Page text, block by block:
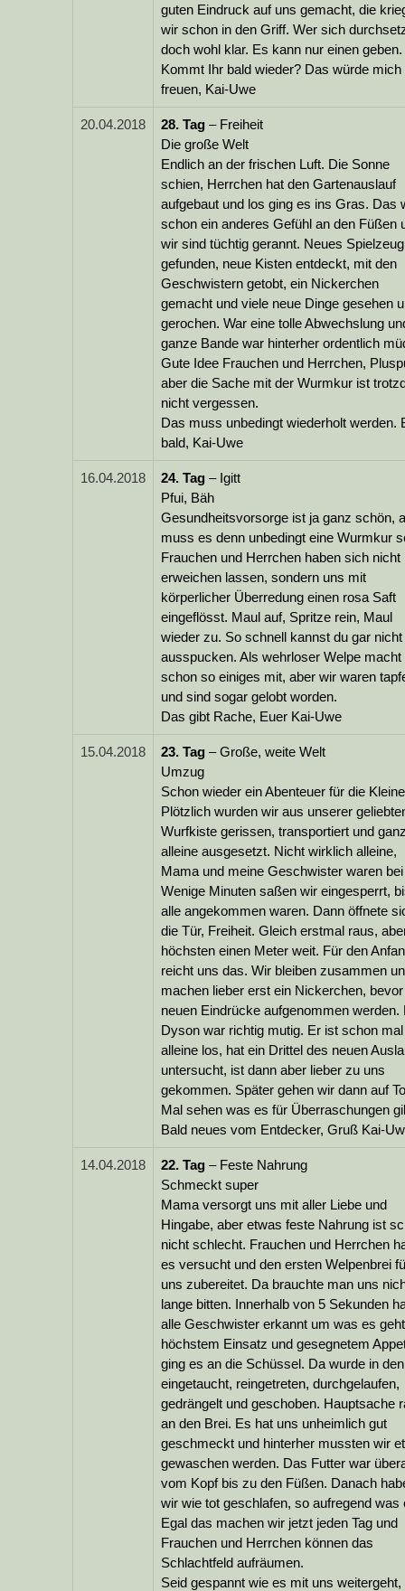
guten Eindruck auf uns gemacht, die
wir schon in den Griff. Wer sich
doch wohl klar. Es kann nur einen geben.
Kommt Ihr bald wieder? Das würde mich
freuen, Kai-Uwe
20.04.2018 28. Tag – Freiheit
Die große Welt
Endlich an der frischen Luft. Die Sonne
schien, Herrchen hat den Gartenauslauf
aufgebaut und los ging es ins Gras. Das
schon ein anderes Gefühl an den Füßen
wir sind tüchtig gerannt. Neues Spielzeug
gefunden, neue Kisten entdeckt, mit den
Geschwistern getobt, ein Nickerchen
gemacht und viele neue Dinge gesehen
gerochen. War eine tolle Abwechslung
ganze Bande war hinterher ordentlich
Gute Idee Frauchen und Herrchen,
aber die Sache mit der Wurmkur ist
nicht vergessen.
Das muss unbedingt wiederholt werden.
bald, Kai-Uwe
16.04.2018 24. Tag – Igitt
Pfui, Bäh
Gesundheitsvorsorge ist ja ganz schön,
muss es denn unbedingt eine Wurmkur
Frauchen und Herrchen haben sich nicht
erweichen lassen, sondern uns mit
körperlicher Überredung einen rosa Saft
eingeflösst. Maul auf, Spritze rein, Maul
wieder zu. So schnell kannst du gar nicht
ausspucken. Als wehrloser Welpe macht
schon so einiges mit, aber wir waren
und sind sogar gelobt worden.
Das gibt Rache, Euer Kai-Uwe
15.04.2018 23. Tag – Große, weite Welt
Umzug
Schon wieder ein Abenteuer für die
Plötzlich wurden wir aus unserer
Wurfkiste gerissen, transportiert und
alleine ausgesetzt. Nicht wirklich alleine,
Mama und meine Geschwister waren
Wenige Minuten saßen wir eingesperrt,
alle angekommen waren. Dann öffnete
die Tür, Freiheit. Gleich erstmal raus,
höchsten einen Meter weit. Für den
reicht uns das. Wir bleiben zusammen
machen lieber erst ein Nickerchen,
neuen Eindrücke aufgenommen werden.
Dyson war richtig mutig. Er ist schon mal
alleine los, hat ein Drittel des neuen
untersucht, ist dann aber lieber zu uns
gekommen. Später gehen wir dann auf
Mal sehen was es für Überraschungen
Bald neues vom Entdecker, Gruß Kai-
14.04.2018 22. Tag – Feste Nahrung
Schmeckt super
Mama versorgt uns mit aller Liebe und
Hingabe, aber etwas feste Nahrung ist
nicht schlecht. Frauchen und Herrchen
es versucht und den ersten Welpenbrei
uns zubereitet. Da brauchte man uns
lange bitten. Innerhalb von 5 Sekunden
alle Geschwister erkannt um was es
höchstem Einsatz und gesegnetem
ging es an die Schüssel. Da wurde in
eingetaucht, reingetreten, durchgelaufen,
gedrängelt und geschoben. Hauptsache
an den Brei. Es hat uns unheimlich gut
geschmeckt und hinterher mussten wir
gewaschen werden. Das Futter war
vom Kopf bis zu den Füßen. Danach
wir wie tot geschlafen, so aufregend was
Egal das machen wir jetzt jeden Tag und
Frauchen und Herrchen können das
Schlachtfeld aufräumen.
Seid gespannt wie es mit uns weitergeht,